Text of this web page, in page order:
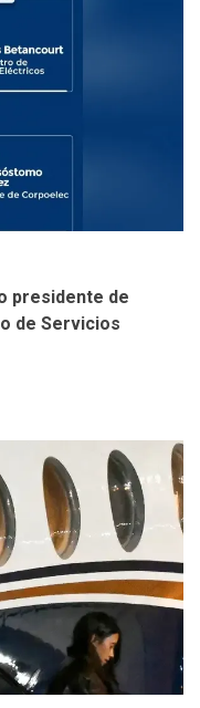
como
orden público
climatiza
de
presidente de
de Servicios